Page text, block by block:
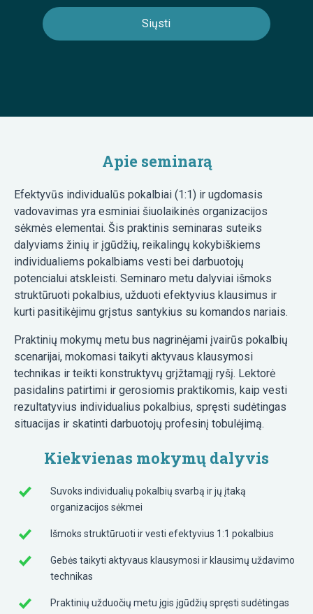
Apie seminarą
Efektyvūs individualūs pokalbiai (1:1) ir ugdomasis
vadovavimas yra esminiai šiuolaikinės organizacijos
sėkmės elementai. Šis praktinis seminaras suteiks
dalyviams žinių ir įgūdžių, reikalingų kokybiškiems
individualiems pokalbiams vesti bei darbuotojų
potencialui atskleisti. Seminaro metu dalyviai išmoks
struktūruoti pokalbius, užduoti efektyvius klausimus ir
kurti pasitikėjimu grįstus santykius su komandos nariais.
Praktinių mokymų metu bus nagrinėjami įvairūs pokalbių
scenarijai, mokomasi taikyti aktyvaus klausymosi
technikas ir teikti konstruktyvų grįžtamąjį ryšį. Lektorė
pasidalins patirtimi ir gerosiomis praktikomis, kaip vesti
rezultatyvius individualius pokalbius, spręsti sudėtingas
situacijas ir skatinti darbuotojų profesinį tobulėjimą.
Kiekvienas mokymų dalyvis
Suvoks individualių pokalbių svarbą ir jų įtaką
organizacijos sėkmei
Išmoks struktūruoti ir vesti efektyvius 1:1 pokalbius
Gebės taikyti aktyvaus klausymosi ir klausimų uždavimo
technikas
Praktinių užduočių metu įgis įgūdžių spręsti sudėtingas